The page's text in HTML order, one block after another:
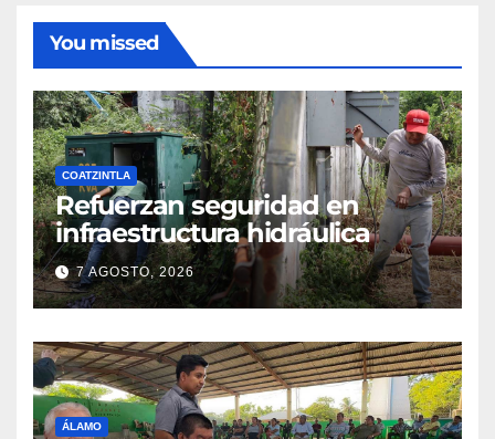
You missed
COATZINTLA
Refuerzan seguridad en
infraestructura hidráulica
7 AGOSTO, 2026
ÁLAMO